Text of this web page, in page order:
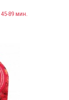
45-89 мин.